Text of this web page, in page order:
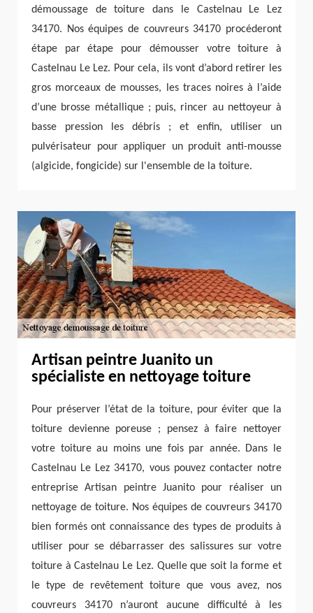
démoussage de toiture dans le Castelnau Le Lez
34170. Nos équipes de couvreurs 34170 procéderont
étape par étape pour démousser votre toiture à
Castelnau Le Lez. Pour cela, ils vont d’abord retirer les
gros morceaux de mousses, les traces noires à l’aide
d’une brosse métallique ; puis, rincer au nettoyeur à
basse pression les débris ; et enfin, utiliser un
pulvérisateur pour appliquer un produit anti-mousse
(algicide, fongicide) sur l'ensemble de la toiture.
Artisan peintre Juanito un
spécialiste en nettoyage toiture
Pour préserver l’état de la toiture, pour éviter que la
toiture devienne poreuse ; pensez à faire nettoyer
votre toiture au moins une fois par année. Dans le
Castelnau Le Lez 34170, vous pouvez contacter notre
entreprise Artisan peintre Juanito pour réaliser un
nettoyage de toiture. Nos équipes de couvreurs 34170
bien formés ont connaissance des types de produits à
utiliser pour se débarrasser des salissures sur votre
toiture à Castelnau Le Lez. Quelle que soit la forme et
le type de revêtement toiture que vous avez, nos
couvreurs 34170 n’auront aucune difficulté à les